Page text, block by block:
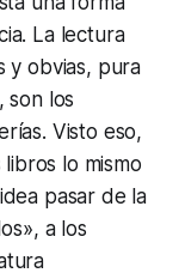
La lectura
y obvias, pura
son los
Visto eso,
lo mismo
pasar de la
a los